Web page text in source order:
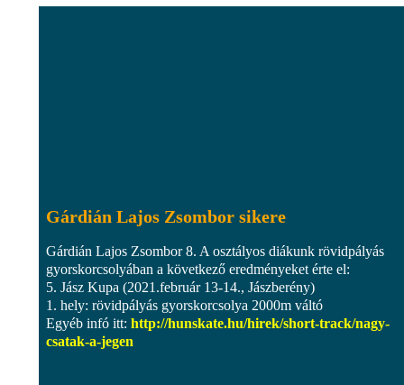
Gárdián Lajos Zsombor sikere
Gárdián Lajos Zsombor 8. A osztályos diákunk rövidpályás
gyorskorcsolyában a következő eredményeket érte el:
5. Jász Kupa (2021.február 13-14., Jászberény)
1. hely: rövidpályás gyorskorcsolya 2000m váltó
Egyéb infó itt: http://hunskate.hu/hirek/short-track/nagy-
csatak-a-jegen